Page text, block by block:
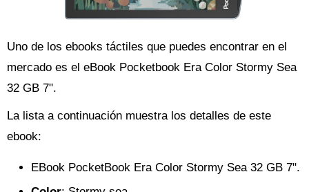
Uno de los ebooks táctiles que puedes encontrar en el
mercado es el eBook Pocketbook Era Color Stormy Sea
32 GB 7".
La lista a continuación muestra los detalles de este
ebook:
EBook PocketBook Era Color Stormy Sea 32 GB 7".